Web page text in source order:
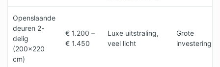
Openslaande
deuren 2-
delig
(200×220
cm)
€ 1.200 –
€ 1.450
Luxe uitstraling,
veel licht
Grote
investering